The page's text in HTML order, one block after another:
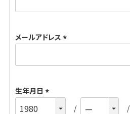
必
)
メールアドレス
必
生年月日